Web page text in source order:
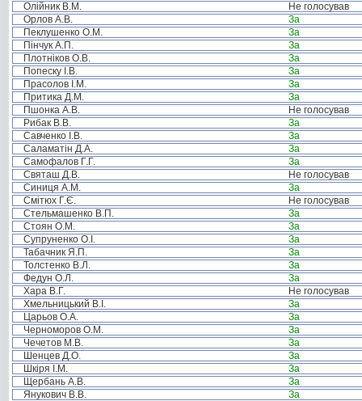
Олійник В.М.
Не голосував
Орлов А.В.
За
Пеклушенко О.М.
За
Пінчук А.П.
За
Плотніков О.В.
За
Попеску І.В.
За
Прасолов І.М.
За
Притика Д.М.
За
Пшонка А.В.
Не голосував
Рибак В.В.
За
Савченко І.В.
За
Саламатін Д.А.
За
Самофалов Г.Г.
За
Святаш Д.В.
Не голосував
Синиця А.М.
За
Смітюх Г.Є.
Не голосував
Стельмашенко В.П.
За
Стоян О.М.
За
Супруненко О.І.
За
Табачник Я.П.
За
Толстенко В.Л.
За
Федун О.Л.
За
Хара В.Г.
Не голосував
Хмельницький В.І.
За
Царьов О.А.
За
Черноморов О.М.
За
Чечетов М.В.
За
Шенцев Д.О.
За
Шкіря І.М.
За
Щербань А.В.
За
Янукович В.В.
За